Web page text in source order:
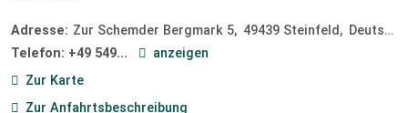
Adresse: Zur Schemder Bergmark 5 49439 Steinfeld
Deutschland
Telefon: +49 549...
anzeigen
Zur Karte
Zur Anfahrtsbeschreibung